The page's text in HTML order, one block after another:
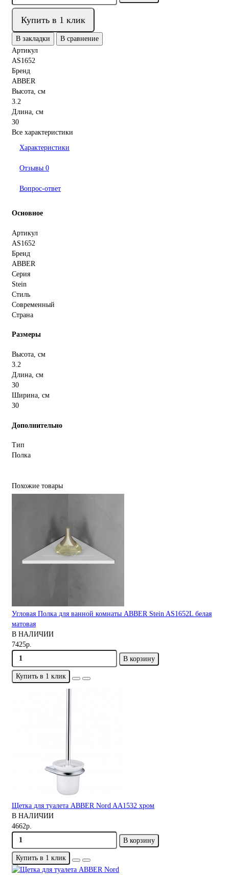
Купить в 1 клик
В закладки
В сравнение
Артикул
AS1652
Бренд
ABBER
Высота, см
3.2
Длина, см
30
Все характеристики
Характеристики
Отзывы 0
Вопрос-ответ
Основное
Артикул
AS1652
Бренд
ABBER
Серия
Stein
Стиль
Современный
Страна
Размеры
Высота, см
3.2
Длина, см
30
Ширина, см
30
Дополнительно
Тип
Полка
Похожие товары
Угловая Полка для ванной комнаты ABBER Stein AS1652L белая
матовая
В НАЛИЧИИ
7425р.
В корзину
Купить в 1 клик
Щетка для туалета ABBER Nord AA1532 хром
В НАЛИЧИИ
4662р.
В корзину
Купить в 1 клик